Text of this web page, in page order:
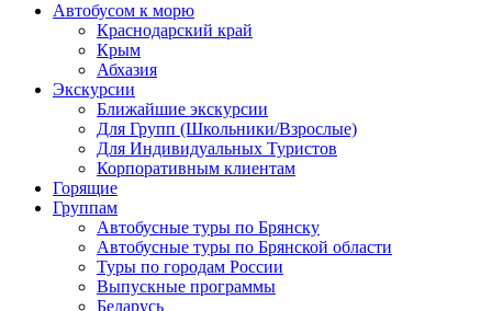
Автобусом к морю
Краснодарский край
Крым
Абхазия
Экскурсии
Ближайшие экскурсии
Для Групп (Школьники/Взрослые)
Для Индивидуальных Туристов
Корпоративным клиентам
Горящие
Группам
Автобусные туры по Брянску
Автобусные туры по Брянской области
Туры по городам России
Выпускные программы
Беларусь